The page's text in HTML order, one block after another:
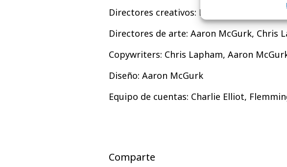
Directores creativos: Matt Lee, Pete
Directores de arte: Aaron McGurk, Chris
Copywriters: Chris Lapham, Aaron
Diseño: Aaron McGurk
Equipo de cuentas: Charlie Elliot,
Comparte